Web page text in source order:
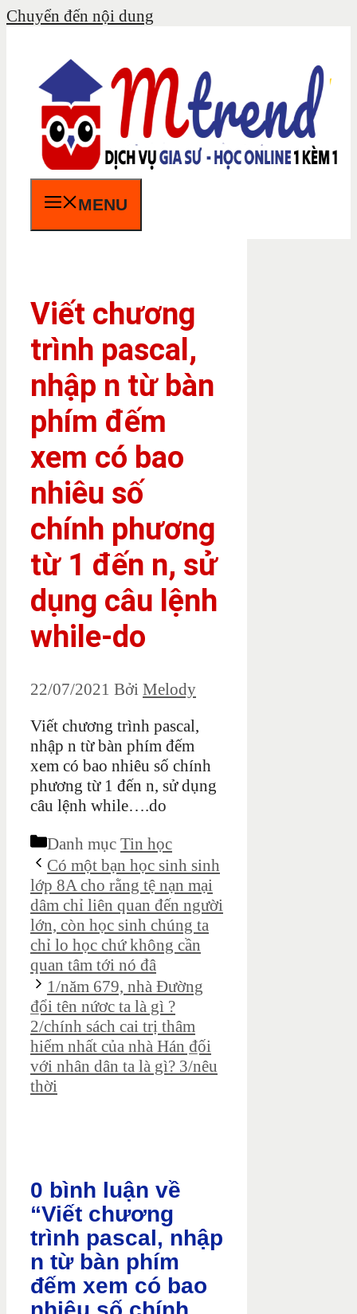
Chuyển đến nội dung
MENU
Viết chương
trình pascal,
nhập n từ bàn
phím đếm
xem có bao
nhiêu số
chính phương
từ 1 đến n, sử
dụng câu lệnh
while-do
22/07/2021 Bởi Melody
Viết chương trình pascal,
nhập n từ bàn phím đếm
xem có bao nhiêu số chính
phương từ 1 đến n, sử dụng
câu lệnh while….do
Danh mục Tin học
Có một bạn học sinh sinh
lớp 8A cho rằng tệ nạn mại
dâm chỉ liên quan đến người
lớn, còn học sinh chúng ta
chỉ lo học chứ không cần
quan tâm tới nó đâ
1/năm 679, nhà Đường
₫ổi tên nứơc ta là gì ?
2/chính sách cai trị thâm
hiểm nhất của nhà Hán ₫ối
với nhân dân ta là gì? 3/nêu
thời
0 bình luận về
“Viết chương
trình pascal, nhập
n từ bàn phím
đếm xem có bao